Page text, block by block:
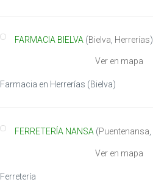
FARMACIA BIELVA (Bielva Herrerías)
Ver en mapa
Farmacia en Herrerías (Bielva)
FERRETERÍA NANSA (Puentenansa,
Ver en mapa
Ferretería